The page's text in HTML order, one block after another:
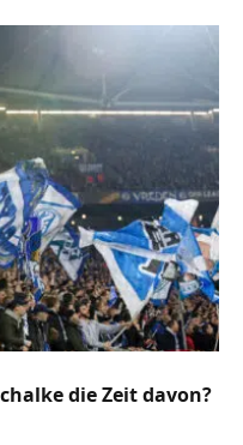
die Zeit davon?